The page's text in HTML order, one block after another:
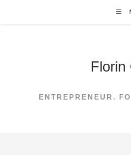
Florin
ENTREPRENEUR.